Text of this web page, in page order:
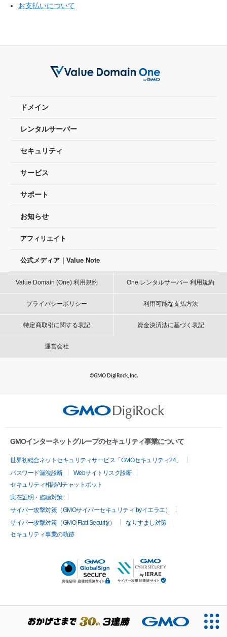
お支払いについて
Value Domain (One) 利用規約 One レンタルサーバー 利用規約
プライバシーポリシー 利用可能な支払方法
特定商取引に関する表記 資金決済法に基づく表記
運営会社
ドメイン
レンタルサーバー
セキュリティ
サービス
サポート
お知らせ
アフィリエイト
公式メディア｜Value Note
©GMO DigiRock, Inc.
GMOインターネットグループのセキュリティ事業について
世界初総合ネットセキュリティサービス「GMOセキュリティ24」
パスワード漏洩診断
Webサイトリスク診断
セキュリティ相談AIチャットボット
実在証明・盗聴対策
サイバー攻撃対策（GMOサイバーセキュリティ byイエラエ）
サイバー攻撃対策（GMO Flatt Security）
なりすまし対策
セキュリティ事業の軌跡